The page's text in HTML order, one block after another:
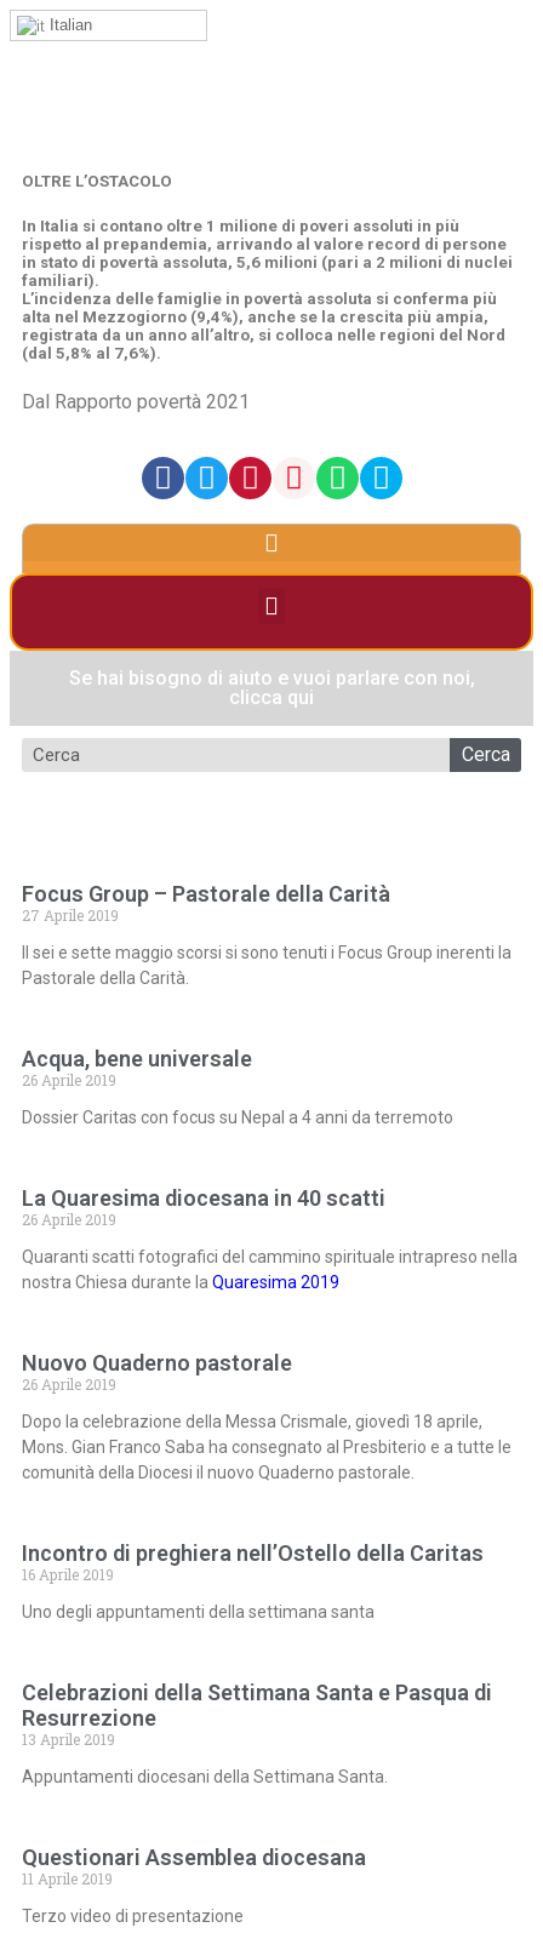
Italian
OLTRE L’OSTACOLO
In Italia si contano oltre 1 milione di poveri assoluti in più
rispetto al prepandemia, arrivando al valore record di persone
in stato di povertà assoluta, 5,6 milioni (pari a 2 milioni di nuclei
familiari).
L’incidenza delle famiglie in povertà assoluta si conferma più
alta nel Mezzogiorno (9,4%), anche se la crescita più ampia,
registrata da un anno all’altro, si colloca nelle regioni del Nord
(dal 5,8% al 7,6%).
Dal Rapporto povertà 2021
Se hai bisogno di aiuto e vuoi parlare con noi,
clicca qui
Cerca
Focus Group – Pastorale della Carità
27 Aprile 2019
Il sei e sette maggio scorsi si sono tenuti i Focus Group inerenti la
Pastorale della Carità.
Acqua, bene universale
26 Aprile 2019
Dossier Caritas con focus su Nepal a 4 anni da terremoto
La Quaresima diocesana in 40 scatti
26 Aprile 2019
Quaranti scatti fotografici del cammino spirituale intrapreso nella
nostra Chiesa durante la Quaresima 2019
Nuovo Quaderno pastorale
26 Aprile 2019
Dopo la celebrazione della Messa Crismale, giovedì 18 aprile,
Mons. Gian Franco Saba ha consegnato al Presbiterio e a tutte le
comunità della Diocesi il nuovo Quaderno pastorale.
Incontro di preghiera nell’Ostello della Caritas
16 Aprile 2019
Uno degli appuntamenti della settimana santa
Celebrazioni della Settimana Santa e Pasqua di
Resurrezione
13 Aprile 2019
Appuntamenti diocesani della Settimana Santa.
Questionari Assemblea diocesana
11 Aprile 2019
Terzo video di presentazione